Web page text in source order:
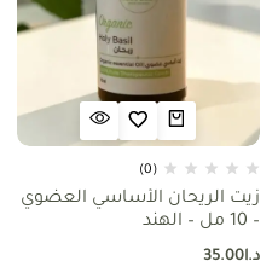
(0)
زيت الريحان الأساسي العضوي
– 10 مل – الهند